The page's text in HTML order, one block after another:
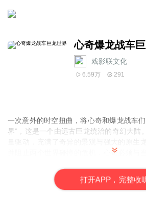
心奇爆龙战车
戏影联文化
6.59万 291
一次意外的时空扭曲，将心奇和爆龙战车
界”，这是一个由远古巨龙统治的奇幻大陆
并阻止两个世界碰撞的危机，心奇必须与
打开APP，完整收